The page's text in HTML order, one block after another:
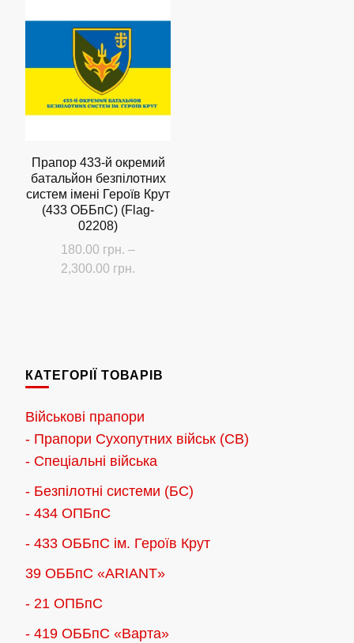
Прапор 433-й окремий
батальйон безпілотних
систем імені Героїв Крут
(433 ОББпС) (Flag-
02208)
180.00 грн. –
2,300.00 грн.
варіантів.
можна
вибрати
сторінці
товару
КАТЕГОРІЇ ТОВАРІВ
Військові прапори
- Прапори Сухопутних військ (СВ)
- Спеціальні війська
- Безпілотні системи (БС)
- 434 ОПБпС
- 433 ОББпС ім. Героїв Крут
39 ОББпС «ARIANT»
- 21 ОПБпС
- 419 ОББпС «Варта»